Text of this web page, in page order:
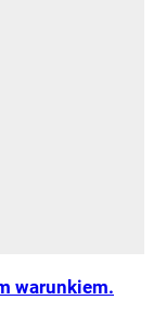
warunkiem.